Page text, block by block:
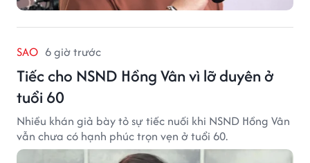
SAO 6 giờ trước
Tiếc cho NSND Hồng Vân vì lỡ duyên ở
tuổi 60
Nhiều khán giả bày tỏ sự tiếc nuối khi NSND Hồng Vân
vẫn chưa có hạnh phúc trọn vẹn ở tuổi 60.